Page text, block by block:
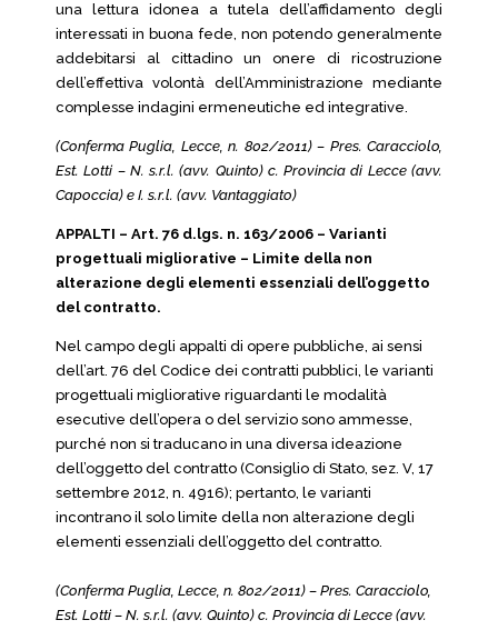
una lettura idonea a tutela dell’affidamento degli
interessati in buona fede, non potendo generalmente
addebitarsi al cittadino un onere di ricostruzione
dell’effettiva volontà dell’Amministrazione mediante
complesse indagini ermeneutiche ed integrative.
(Conferma Puglia, Lecce, n. 802/2011) – Pres. Caracciolo,
Est. Lotti – N. s.r.l. (avv. Quinto) c. Provincia di Lecce (avv.
Capoccia) e I. s.r.l. (avv. Vantaggiato)
APPALTI – Art. 76 d.lgs. n. 163/2006 – Varianti
progettuali migliorative – Limite della non
alterazione degli elementi essenziali dell’oggetto
del contratto.
Nel campo degli appalti di opere pubbliche, ai sensi
dell’art. 76 del Codice dei contratti pubblici, le varianti
progettuali migliorative riguardanti le modalità
esecutive dell’opera o del servizio sono ammesse,
purché non si traducano in una diversa ideazione
dell’oggetto del contratto (Consiglio di Stato, sez. V, 17
settembre 2012, n. 4916); pertanto, le varianti
incontrano il solo limite della non alterazione degli
elementi essenziali dell’oggetto del contratto.
(Conferma Puglia, Lecce, n. 802/2011) – Pres. Caracciolo,
Est. Lotti – N. s.r.l. (avv. Quinto) c. Provincia di Lecce (avv.